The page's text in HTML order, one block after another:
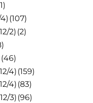
(17)
(7)
(23)
(107)
2) (2)
(46)
4) (159)
4) (83)
3) (96)